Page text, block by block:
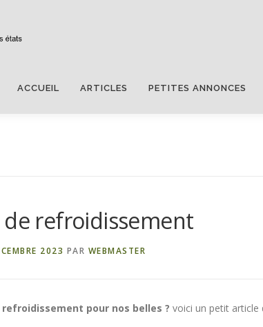
ACCUEIL ARTICLES PETITES ANNONCES
refroidissement
2023 PAR WEBMASTER
refroidissement pour nos belles ? voici un petit article